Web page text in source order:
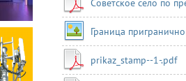
Советское село по
Граница
prikaz_stamp--1-.pdf